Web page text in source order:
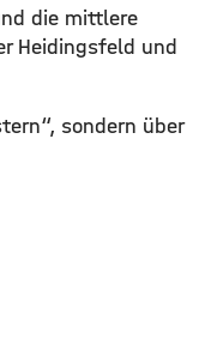
die mittlere
Heidingsfeld und
sondern über